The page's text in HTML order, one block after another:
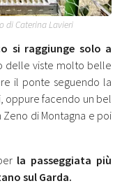
di Caterina Lavieri
si raggiunge solo a
delle viste molto belle
il ponte seguendo la
oppure facendo un bel
di Montagna e poi
la passeggiata più
sul Garda.